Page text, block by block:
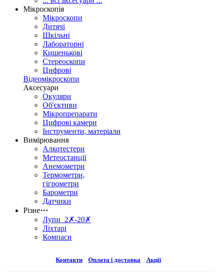
Мікроскопія
Мікроскопи
Дитячі
Шкільні
Лабораторні
Кишенькові
Стереоскопи
Цифрові
Відеомікроскопи
Аксесуари
Окуляри
Об'єктиви
Мікропрепарати
Цифрові камери
Інструменти, матеріали
Вимірювання
Алкотестери
Метеостанції
Анемометри
Термометри,
гігрометри
Барометри
Датчики
Різне⋯
Лупи 2✗-20✗
Ліхтарі
Компаси
Контакти Оплата і доставка Акції